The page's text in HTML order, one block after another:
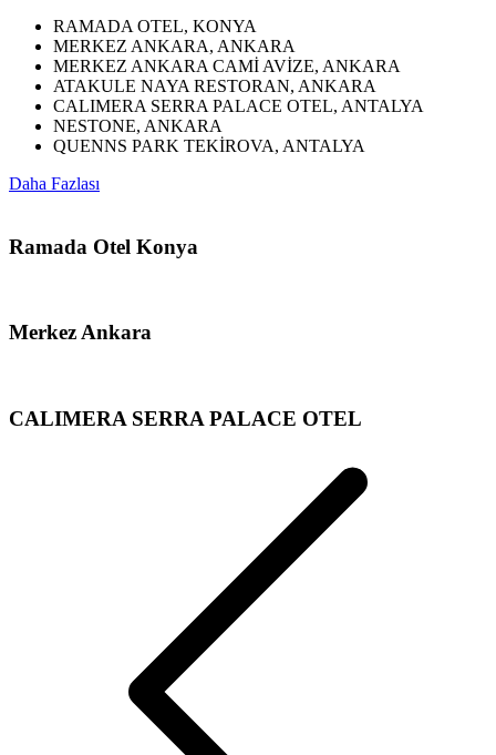
RAMADA OTEL, KONYA
MERKEZ ANKARA, ANKARA
MERKEZ ANKARA CAMİ AVİZE, ANKARA
ATAKULE NAYA RESTORAN, ANKARA
CALIMERA SERRA PALACE OTEL, ANTALYA
NESTONE, ANKARA
QUENNS PARK TEKİROVA, ANTALYA
Daha Fazlası
Ramada Otel Konya
Merkez Ankara
CALIMERA SERRA PALACE OTEL